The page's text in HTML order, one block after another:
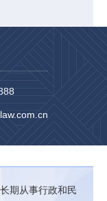
期从事行政和民